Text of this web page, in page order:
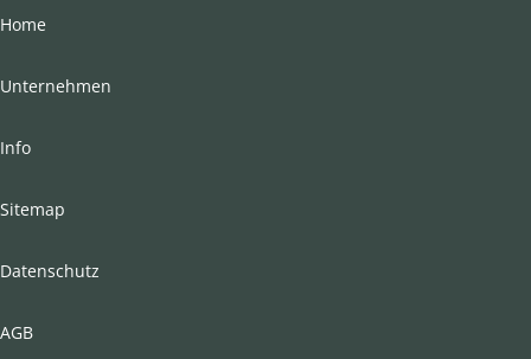
Home
Unternehmen
Info
Sitemap
Datenschutz
AGB